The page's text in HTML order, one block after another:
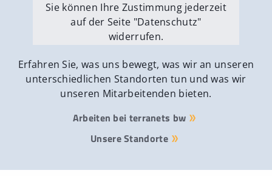
Sie können Ihre Zustimmung jederzeit
auf der Seite "Datenschutz"
widerrufen.
Externe Medien erlauben
Erfahren Sie, was uns bewegt, was wir an unseren
unterschiedlichen Standorten tun und was wir
unseren Mitarbeitenden bieten.
Arbeiten bei terranets bw
Unsere Standorte